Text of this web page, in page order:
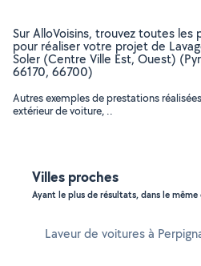
Sur AlloVoisins, trouvez toutes
pour réaliser votre projet de
Soler (Centre Ville Est, Ouest)
66170, 66700)
Autres exemples de prestations
extérieur de voiture, ..
Villes proches
Ayant le plus de résultats, dans le
Laveur de voitures à